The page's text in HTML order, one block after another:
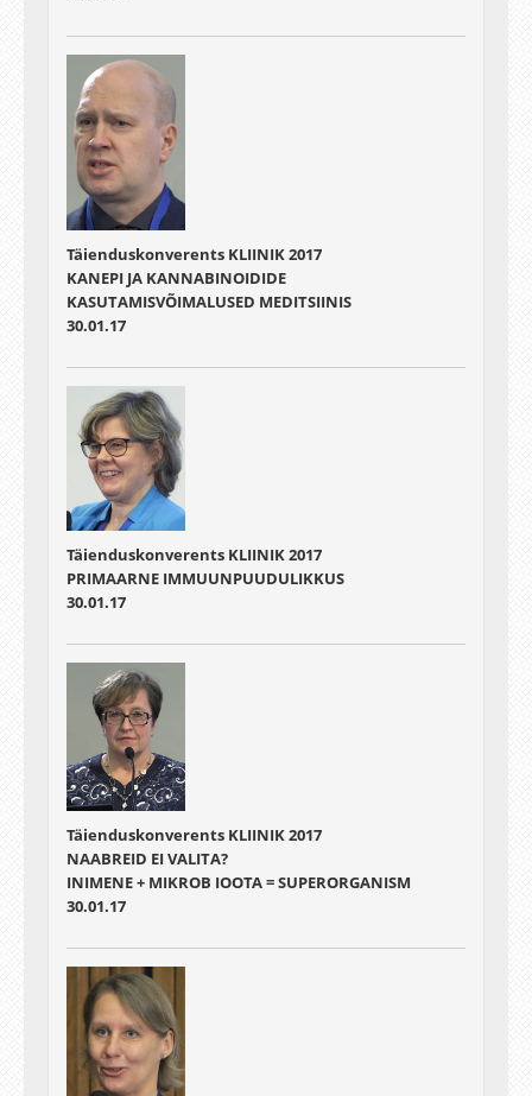
Täienduskonverents KLIINIK 2017
KANEPI JA KANNABINOIDIDE
KASUTAMISVÕIMALUSED MEDITSIINIS
30.01.17
Täienduskonverents KLIINIK 2017
PRIMAARNE IMMUUNPUUDULIKKUS
30.01.17
Täienduskonverents KLIINIK 2017
NAABREID EI VALITA?
INIMENE + MIKROB IOOTA = SUPERORGANISM
30.01.17